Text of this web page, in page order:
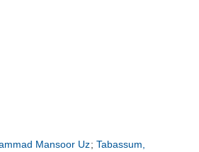
Mansoor Uz; Tabassum,